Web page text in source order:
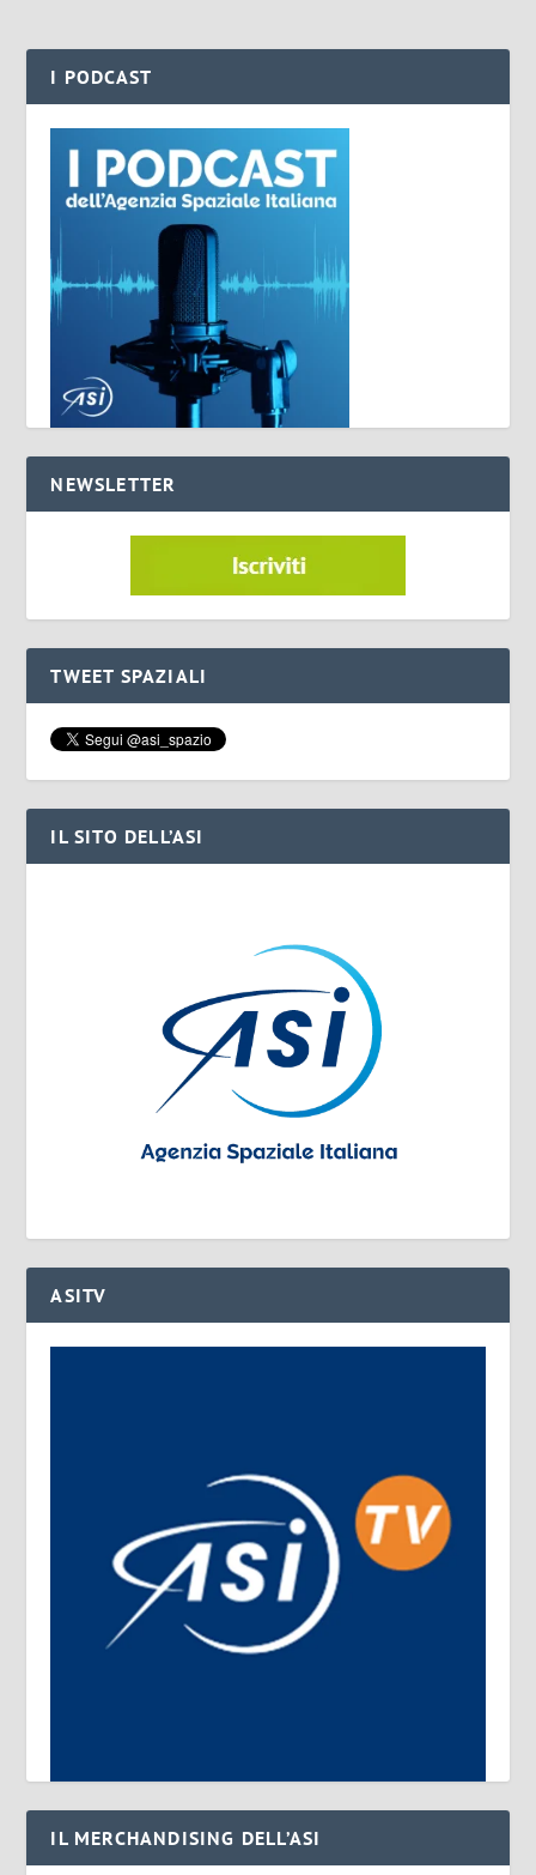
I PODCAST
NEWSLETTER
TWEET SPAZIALI
IL SITO DELL’ASI
ASITV
IL MERCHANDISING DELL’ASI